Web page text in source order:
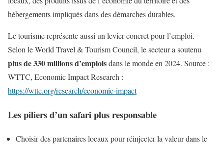
hébergements impliqués dans des démarches durables.
Le tourisme représente aussi un levier concret pour l’emploi.
Selon le World Travel & Tourism Council, le secteur a soutenu
plus de 330 millions d’emploisdans le monde en 2024. Source :
WTTC, Economic Impact Research :
https://wttc.org/research/economic-impact
Les piliers d’un safari plus responsable
Choisir des partenaires locaux pour réinjecter la valeur dans le